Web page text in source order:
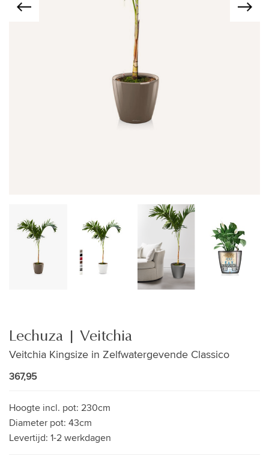
Lechuza | Veitchia
Veitchia Kingsize in Zelfwatergevende Classico
367,95
Hoogte incl. pot: 230cm
Diameter pot: 43cm
Levertijd: 1-2 werkdagen